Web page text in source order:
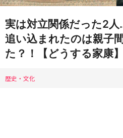
実は対立関係だった2
追い込まれたのは親子
た？！【どうする家康】
歴史・文化